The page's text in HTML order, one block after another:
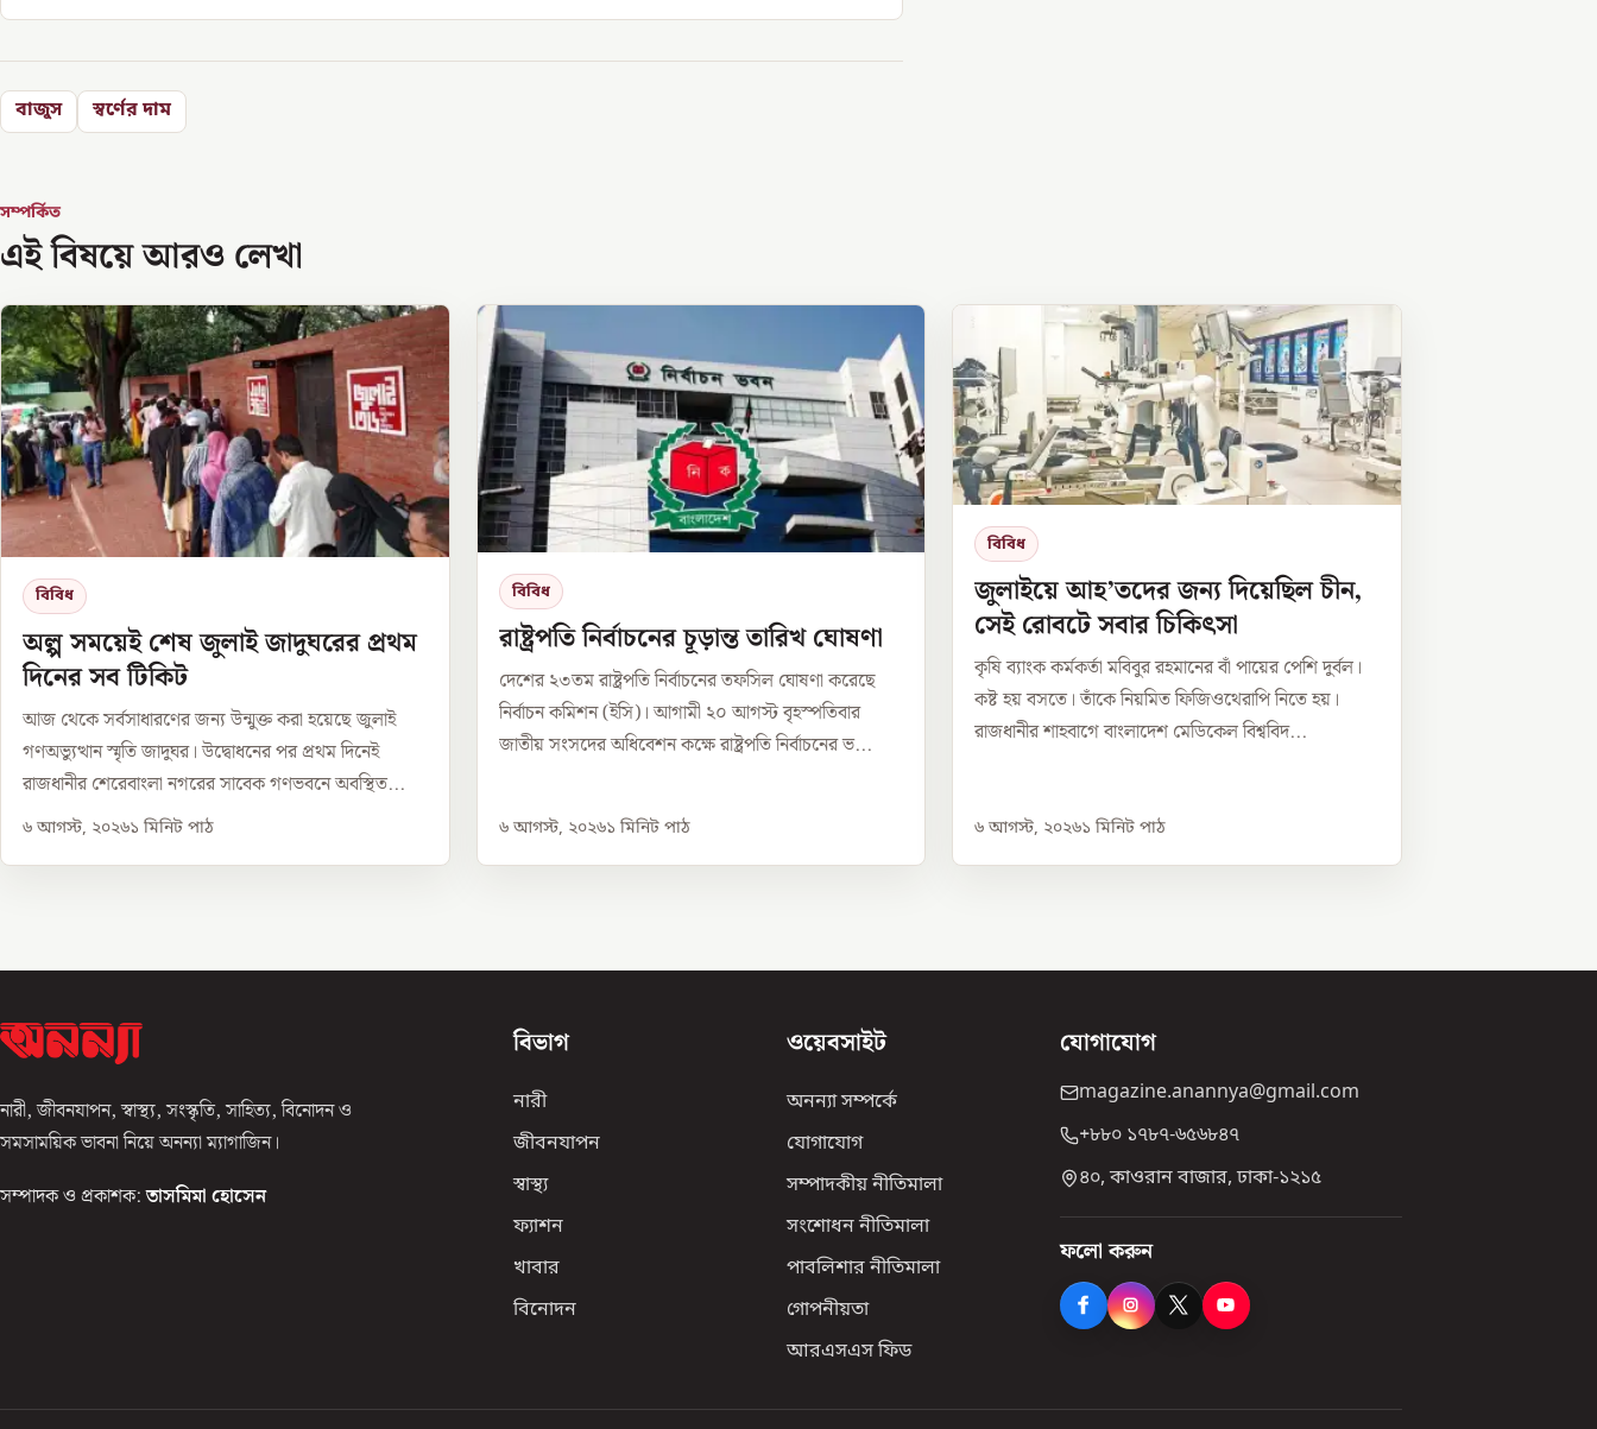
বাজুস স্বর্ণের দাম
সম্পর্কিত
এই বিষয়ে আরও লেখা
বিবিধ
অল্প সময়েই শেষ জুলাই জাদুঘরের প্রথম
দিনের সব টিকিট
আজ থেকে সর্বসাধারণের জন্য উন্মুক্ত করা হয়েছে জুলাই
গণঅভ্যুত্থান স্মৃতি জাদুঘর। উদ্বোধনের পর প্রথম দিনেই
রাজধানীর শেরেবাংলা নগরের সাবেক গণভবনে অবস্থিত...
৬ আগস্ট, ২০২৬১ মিনিট পাঠ
বিবিধ
রাষ্ট্রপতি নির্বাচনের চূড়ান্ত তারিখ ঘোষণা
দেশের ২৩তম রাষ্ট্রপতি নির্বাচনের তফসিল ঘোষণা করেছে
নির্বাচন কমিশন (ইসি)। আগামী ২০ আগস্ট বৃহস্পতিবার
জাতীয় সংসদের অধিবেশন কক্ষে রাষ্ট্রপতি নির্বাচনের ভ...
৬ আগস্ট, ২০২৬১ মিনিট পাঠ
বিবিধ
জুলাইয়ে আহ’তদের জন্য দিয়েছিল চীন,
সেই রোবটে সবার চিকিৎসা
কৃষি ব্যাংক কর্মকর্তা মবিবুর রহমানের বাঁ পায়ের পেশি দুর্বল।
কষ্ট হয় বসতে। তাঁকে নিয়মিত ফিজিওথেরাপি নিতে হয়।
রাজধানীর শাহবাগে বাংলাদেশ মেডিকেল বিশ্ববিদ...
৬ আগস্ট, ২০২৬১ মিনিট পাঠ
নারী, জীবনযাপন, স্বাস্থ্য, সংস্কৃতি, সাহিত্য, বিনোদন ও
সমসাময়িক ভাবনা নিয়ে অনন্যা ম্যাগাজিন।
সম্পাদক ও প্রকাশক: তাসমিমা হোসেন
বিভাগ
নারী
জীবনযাপন
স্বাস্থ্য
ফ্যাশন
খাবার
বিনোদন
ওয়েবসাইট
অনন্যা সম্পর্কে
যোগাযোগ
সম্পাদকীয় নীতিমালা
সংশোধন নীতিমালা
পাবলিশার নীতিমালা
গোপনীয়তা
আরএসএস ফিড
যোগাযোগ
magazine.anannya@gmail.com
+৮৮০ ১৭৮৭-৬৫৬৮৪৭
৪০, কাওরান বাজার, ঢাকা-১২১৫
ফলো করুন